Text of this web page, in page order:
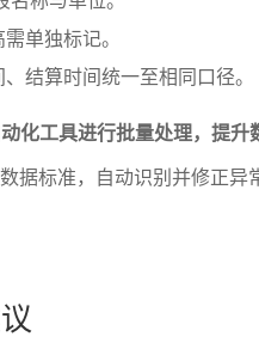
单独标记。
结算时间统一至相同口径。
化工具进行批量处理，提升
据标准，自动识别并修正异